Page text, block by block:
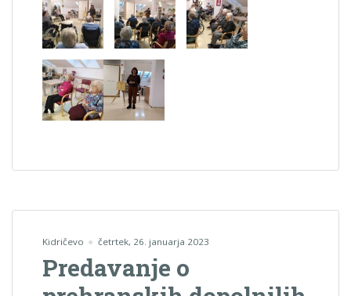
Kidričevo četrtek, 26. januarja 2023
Predavanje o